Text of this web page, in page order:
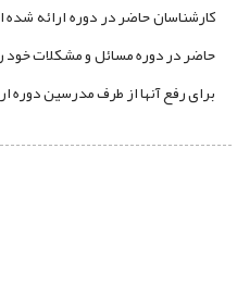
كارشناسان حاضر در دوره ارائه شده
حاضر در دوره مسائل و مشکلات
برای رفع آنها از طرف مدرسين دوره